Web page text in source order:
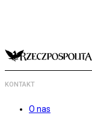
KONTAKT
O nas